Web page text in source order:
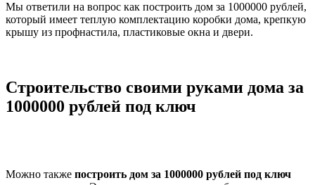
Мы ответили на вопрос как построить дом за 1000000 рублей,
который имеет теплую комплектацию коробки дома, крепкую
крышу из профнастила, пластиковые окна и двери.
Строительство своими руками дома за
1000000 рублей под ключ
Можно также построить дом за 1000000 рублей под ключ